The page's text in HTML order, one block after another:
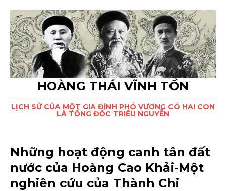
HOÀNG THÁI VĨNH TỒN
LỊCH SỬ CỦA MỘT GIA ĐÌNH PHÓ VƯƠNG CÓ HAI CON
LÀ TỔNG ĐỐC TRIỀU NGUYỄN
Những hoạt động canh tân đất
nước của Hoàng Cao Khải-Một
nghiên cứu của Thành Chi